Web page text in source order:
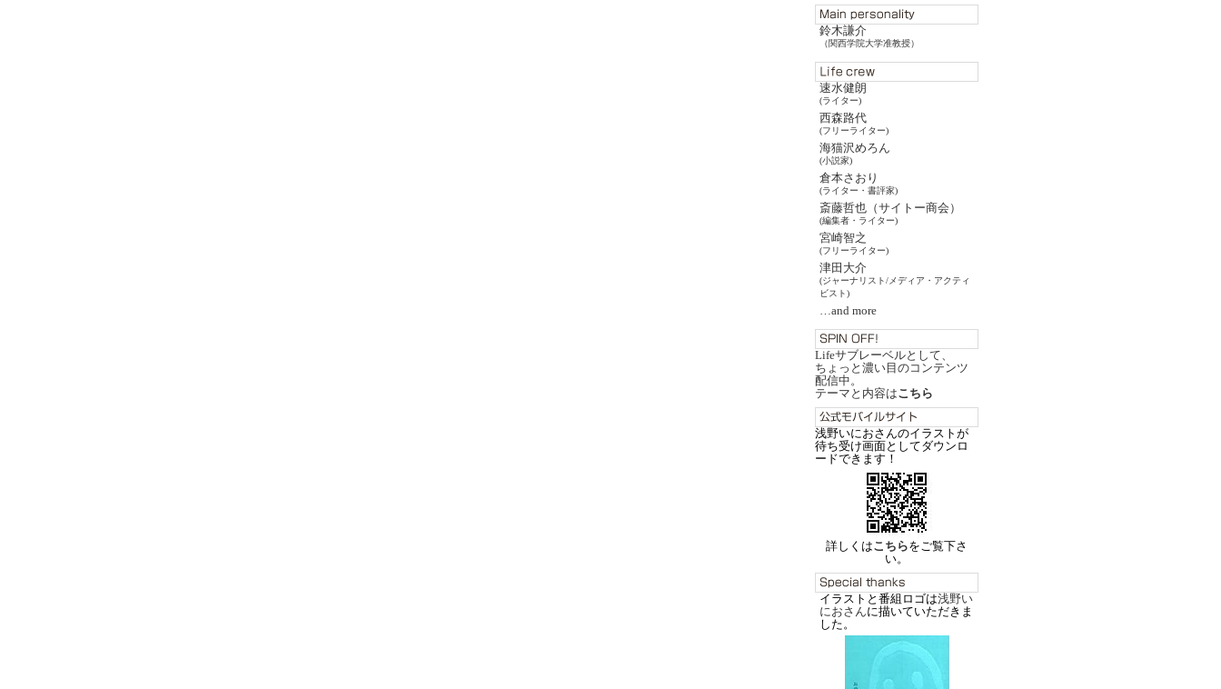
鈴木謙介
（関西学院大学准教授）
速水健朗
(ライター)
西森路代
(フリーライター)
海猫沢めろん
(小説家)
倉本さおり
(ライター・書評家)
斎藤哲也（サイトー商会）
(編集者・ライター)
宮崎智之
(フリーライター)
津田大介
(ジャーナリスト/メディア・アクティ
ビスト)
…and more
Lifeサブレーベルとして、
ちょっと濃い目のコンテンツ
配信中。
テーマと内容はこちら
浅野いにおさんのイラストが
待ち受け画面としてダウンロ
ードできます！
詳しくはこちらをご覧下さ
い。
イラストと番組ロゴは浅野い
におさんに描いていただきま
した。